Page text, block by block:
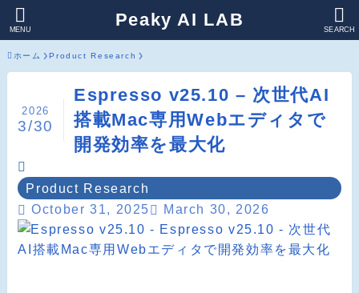
Peaky AI LAB SEARCH
MENU
ホーム Product Research
Espresso v25.10 – 次世代AI
搭載Mac専用Webエディタで
開発効率を最大化
2026
3/30
Product Research
October 31, 2025
March 30, 2026